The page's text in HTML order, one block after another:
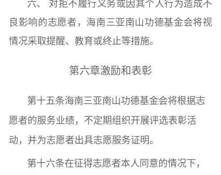
六、 对拒不履行义务或因其个人行为造成不
良影响的志愿者， 海南三亚南山功德基金会将视
情况采取提醒、教育或终止等措施。
第六章激励和表彰
第十五条海南三亚南山功德基金会将根据志
愿者的服务业绩，不定期组织开展评选表彰活
动，并为志愿者出具志愿服务证明。
第十六条在征得志愿者本人同意的情况下，